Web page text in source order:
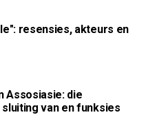
resensies, akteurs en
Assosiasie: die
van en funksies